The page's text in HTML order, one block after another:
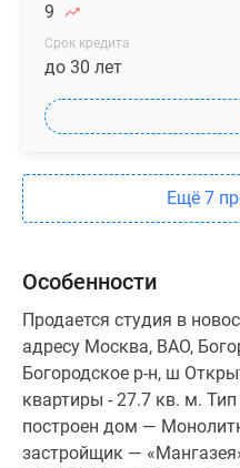
9
Срок кредита
до 30 лет
Ещё 7
Особенности
Продается студия в
адресу Москва, ВАО,
Богородское р-н, ш
квартиры - 27.7 кв. м.
построен дом —
застройщик —